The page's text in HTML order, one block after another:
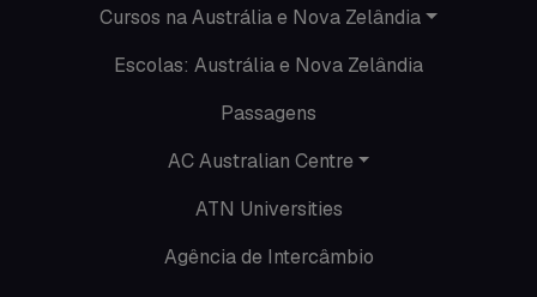
Passeios
Promoções
Time Lapses
Cursos na Austrália e Nova Zelândia
Escolas: Austrália e Nova Zelândia
Passagens
AC Australian Centre
ATN Universities
Agência de Intercâmbio